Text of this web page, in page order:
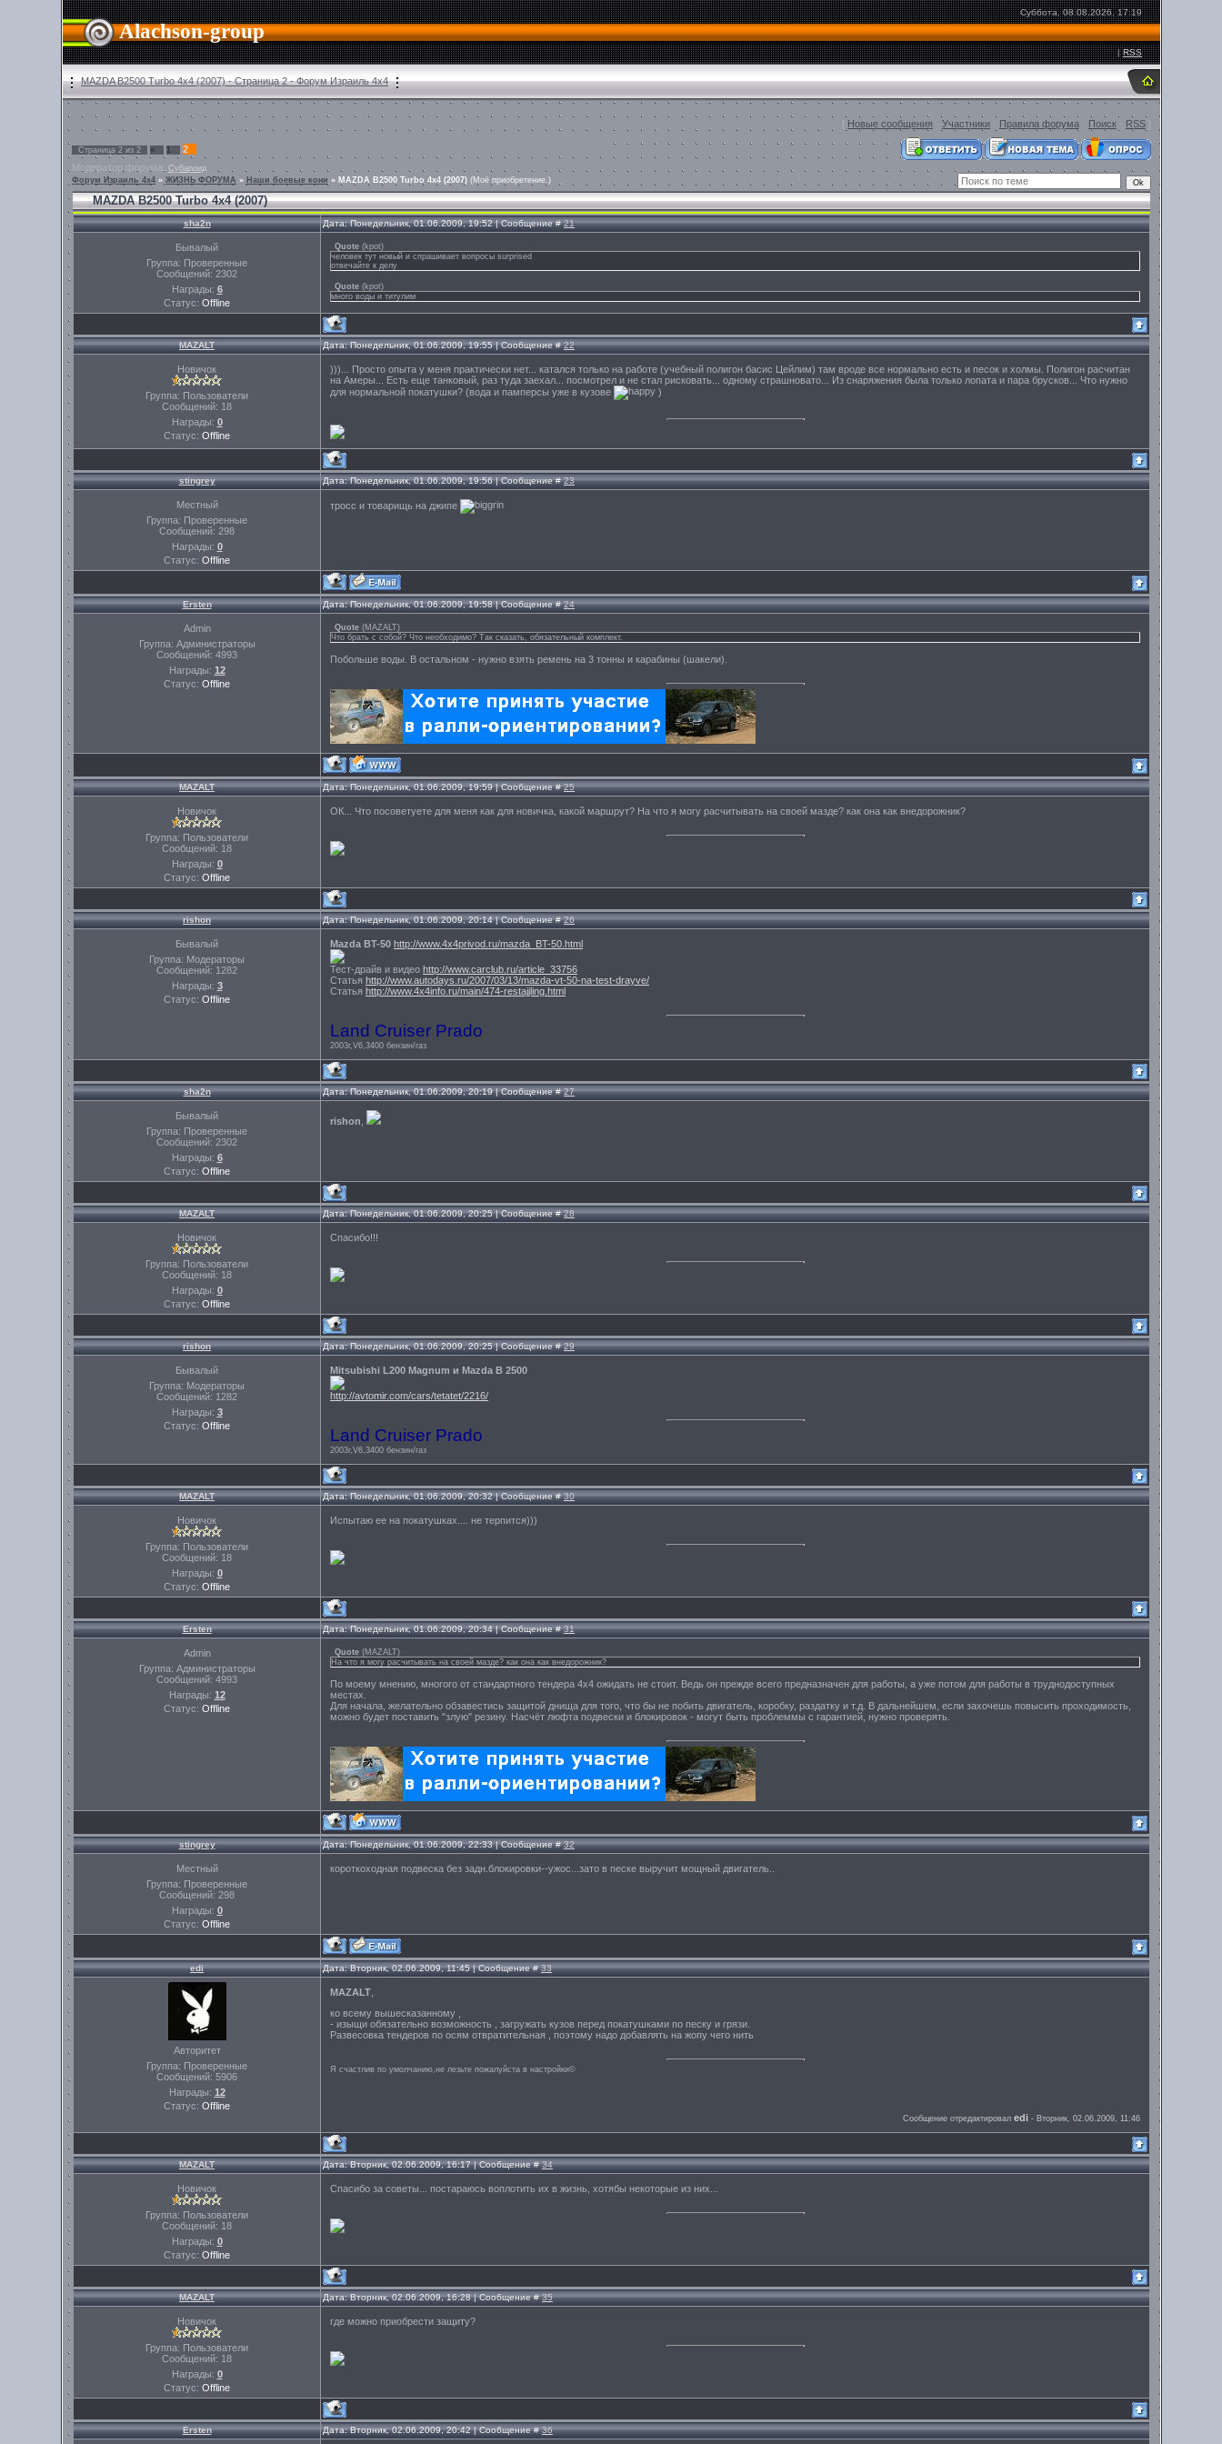
Alachson-group
Суббота, 08.08.2026, 17:19
|RSS
MAZDA B2500 Turbo 4x4 (2007) - Страница 2 - Форум Израиль 4х4
[ Новые сообщения Участники Правила форума Поиск RSS ]
Страница 2 из 2 « 1
2
Модератор форума: Субароид
Форум Израиль 4х4 » ЖИЗНЬ ФОРУМА » Наши боевые кони » MAZDA B2500 Turbo 4x4 (2007) (Моё приобретение.)
MAZDA B2500 Turbo 4x4 (2007)
sha2n Дата: Понедельник, 01.06.2009, 19:52 | Сообщение #21
Бывалый
Группа: Проверенные
Сообщений: 2302
Награды: 6
Статус: Offline
Quote (kpot)
человек тут новый и спрашивает вопросы surprised
отвечайте к делу
Quote (kpot)
много воды и титулим
MAZALT Дата: Понедельник, 01.06.2009, 19:55 | Сообщение #22
Новичок
Группа: Пользователи
Сообщений: 18
Награды: 0
Статус: Offline
)))... Просто опыта у меня практически нет... катался только на работе (учебный полигон басис Цейлим) там вроде все нормально есть и песок и холмы. Полигон расчитан
на Амеры... Есть еще танковый, раз туда заехал... посмотрел и не стал рисковать... одному страшновато... Из снаряжения была только лопата и пара брусков... Что нужно
для нормальной покатушки? (вода и памперсы уже в кузове
)
stingrey Дата: Понедельник, 01.06.2009, 19:56 | Сообщение #23
Местный
Группа: Проверенные
Сообщений: 298
Награды: 0
Статус: Offline
тросс и товарищь на джипе
Ersten Дата: Понедельник, 01.06.2009, 19:58 | Сообщение #24
Admin
Группа: Администраторы
Сообщений: 4993
Награды: 12
Статус: Offline
Quote (MAZALT)
Что брать с собой? Что необходимо? Так сказать, обязательный комплект.
Побольше воды. В остальном - нужно взять ремень на 3 тонны и карабины (шакели).
MAZALT Дата: Понедельник, 01.06.2009, 19:59 | Сообщение #25
Новичок
Группа: Пользователи
Сообщений: 18
Награды: 0
Статус: Offline
ОК... Что посоветуете для меня как для новичка, какой маршрут? На что я могу расчитывать на своей мазде? как она как внедорожник?
rishon Дата: Понедельник, 01.06.2009, 20:14 | Сообщение #26
Бывалый
Группа: Модераторы
Сообщений: 1282
Награды: 3
Статус: Offline
Mazda BT-50 http://www.4x4privod.ru/mazda_BT-50.html
Тест-драйв и видео http://www.carclub.ru/article_33756
Статья http://www.autodays.ru/2007/03/13/mazda-vt-50-na-test-drayve/
Статья http://www.4x4info.ru/main/474-restajjling.html
Land Cruiser Prado
2003г,V6,3400 бензин/газ
sha2n Дата: Понедельник, 01.06.2009, 20:19 | Сообщение #27
Бывалый
Группа: Проверенные
Сообщений: 2302
Награды: 6
Статус: Offline
rishon
MAZALT Дата: Понедельник, 01.06.2009, 20:25 | Сообщение #28
Новичок
Группа: Пользователи
Сообщений: 18
Награды: 0
Статус: Offline
Спасибо!!!
rishon Дата: Понедельник, 01.06.2009, 20:25 | Сообщение #29
Бывалый
Группа: Модераторы
Сообщений: 1282
Награды: 3
Статус: Offline
Mitsubishi L200 Magnum и Mazda B 2500
http://avtomir.com/cars/tetatet/2216/
Land Cruiser Prado
2003г,V6,3400 бензин/газ
MAZALT Дата: Понедельник, 01.06.2009, 20:32 | Сообщение #30
Новичок
Группа: Пользователи
Сообщений: 18
Награды: 0
Статус: Offline
Испытаю ее на покатушках.... не терпится)))
Ersten Дата: Понедельник, 01.06.2009, 20:34 | Сообщение #31
Admin
Группа: Администраторы
Сообщений: 4993
Награды: 12
Статус: Offline
Quote (MAZALT)
На что я могу расчитывать на своей мазде? как она как внедорожник?
По моему мнению, многого от стандартного тендера 4х4 ожидать не стоит. Ведь он прежде всего предназначен для работы, а уже потом для работы в труднодоступных
местах.
Для начала, желательно обзавестись защитой днища для того, что бы не побить двигатель, коробку, раздатку и т.д. В дальнейшем, если захочешь повысить проходимость,
можно будет поставить "злую" резину. Насчёт люфта подвески и блокировок - могут быть проблеммы с гарантией, нужно проверять.
stingrey Дата: Понедельник, 01.06.2009, 22:33 | Сообщение #32
Местный
Группа: Проверенные
Сообщений: 298
Награды: 0
Статус: Offline
короткоходная подвеска без задн.блокировки--ужос...зато в песке выручит мощный двигатель..
edi Дата: Вторник, 02.06.2009, 11:45 | Сообщение #33
Авторитет
Группа: Проверенные
Сообщений: 5906
Награды: 12
Статус: Offline
MAZALT
ко всему вышесказанному ,
- изыщи обязательно возможность , загружать кузов перед покатушками по песку и грязи.
Развесовка тендеров по осям отвратительная , поэтому надо добавлять на жопу чего нить
Я счастлив по умолчанию,не лезьте пожалуйста в настройки©
Сообщение отредактировал edi - Вторник, 02.06.2009, 11:46
MAZALT Дата: Вторник, 02.06.2009, 16:17 | Сообщение #34
Новичок
Группа: Пользователи
Сообщений: 18
Награды: 0
Статус: Offline
Спасибо за советы... постараюсь воплотить их в жизнь, хотябы некоторые из них...
MAZALT Дата: Вторник, 02.06.2009, 16:28 | Сообщение #35
Новичок
Группа: Пользователи
Сообщений: 18
Награды: 0
Статус: Offline
где можно приобрести защиту?
Ersten Дата: Вторник, 02.06.2009, 20:42 | Сообщение #36